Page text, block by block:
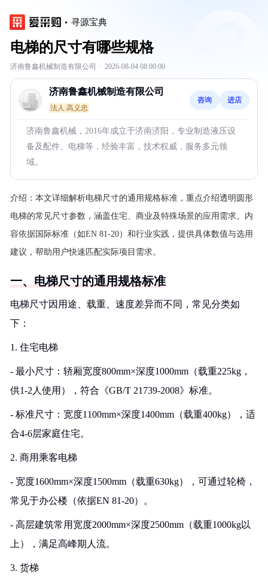
寻源宝典
电梯的尺寸有哪些规格
济南鲁鑫机械制造有限公司 · 2026-08-04 08:00:00
济南鲁鑫机械制造有限公司
法人:高义忠
咨询 进店
济南鲁鑫机械，2016年成立于济南济阳，专业制造液压设
备及配件、电梯等，经验丰富，技术权威，服务多元领
域。
介绍： 本文详细解析电梯尺寸的通用规格标准，重点介绍透明圆形
电梯的常见尺寸参数，涵盖住宅、商业及特殊场景的应用需求。内
容依据国际标准（如EN 81-20）和行业实践，提供具体数值与选用
建议，帮助用户快速匹配实际项目需求。
一、电梯尺寸的通用规格标准
电梯尺寸因用途、载重、速度差异而不同，常见分类如
下：
1. 住宅电梯
- 最小尺寸：轿厢宽度800mm×深度1000mm（载重225kg，
供1-2人使用），符合《GB/T 21739-2008》标准。
- 标准尺寸：宽度1100mm×深度1400mm（载重400kg），适
合4-6层家庭住宅。
2. 商用乘客电梯
- 宽度1600mm×深度1500mm（载重630kg），可通过轮椅，
常见于办公楼（依据EN 81-20）。
- 高层建筑常用宽度2000mm×深度2500mm（载重1000kg以
上），满足高峰期人流。
3. 货梯